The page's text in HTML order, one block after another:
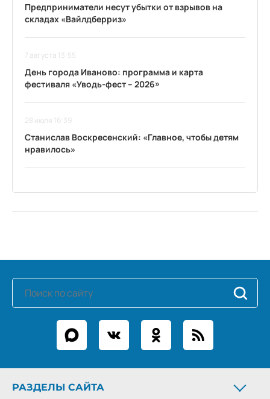
Предприниматели несут убытки от взрывов на
складах «Вайлдберриз»
7 августа 13:55
День города Иваново: программа и карта
фестиваля «Уводь-фест – 2026»
28 июля 16:39
Станислав Воскресенский: «Главное, чтобы детям
нравилось»
РАЗДЕЛЫ САЙТА